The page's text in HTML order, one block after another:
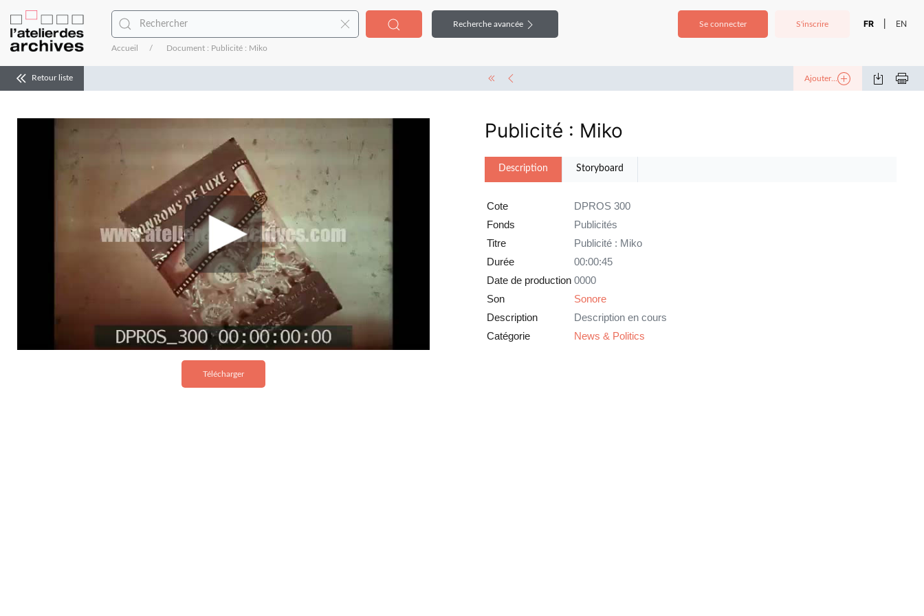
Se connecter S'inscrire FR EN
Recherche avancée
Accueil Document : Publicité : Miko
Retour liste Ajouter...
Télécharger
Publicité : Miko
Description Storyboard
Cote
DPROS 300
Fonds
Publicités
Titre
Publicité : Miko
Durée
00:00:45
Date de production 0000
Son
Sonore
Description
Description en cours
Catégorie
News & Politics